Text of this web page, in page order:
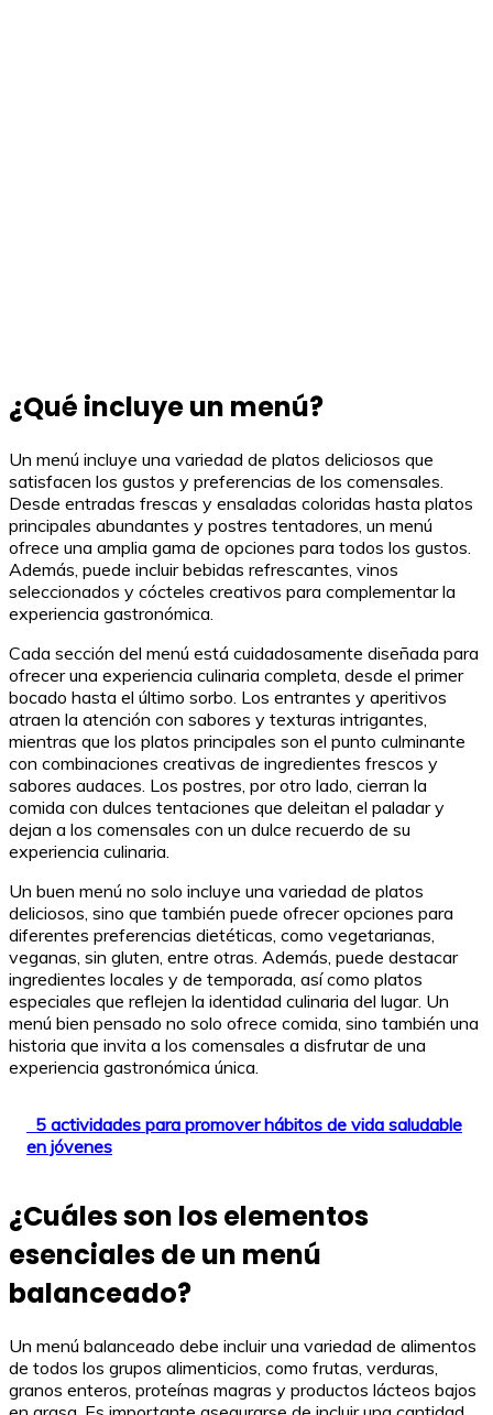
¿Qué incluye un menú?
Un menú incluye una variedad de platos deliciosos que
satisfacen los gustos y preferencias de los comensales.
Desde entradas frescas y ensaladas coloridas hasta platos
principales abundantes y postres tentadores, un menú
ofrece una amplia gama de opciones para todos los gustos.
Además, puede incluir bebidas refrescantes, vinos
seleccionados y cócteles creativos para complementar la
experiencia gastronómica.
Cada sección del menú está cuidadosamente diseñada para
ofrecer una experiencia culinaria completa, desde el primer
bocado hasta el último sorbo. Los entrantes y aperitivos
atraen la atención con sabores y texturas intrigantes,
mientras que los platos principales son el punto culminante
con combinaciones creativas de ingredientes frescos y
sabores audaces. Los postres, por otro lado, cierran la
comida con dulces tentaciones que deleitan el paladar y
dejan a los comensales con un dulce recuerdo de su
experiencia culinaria.
Un buen menú no solo incluye una variedad de platos
deliciosos, sino que también puede ofrecer opciones para
diferentes preferencias dietéticas, como vegetarianas,
veganas, sin gluten, entre otras. Además, puede destacar
ingredientes locales y de temporada, así como platos
especiales que reflejen la identidad culinaria del lugar. Un
menú bien pensado no solo ofrece comida, sino también una
historia que invita a los comensales a disfrutar de una
experiencia gastronómica única.
5 actividades para promover hábitos de vida saludable
en jóvenes
¿Cuáles son los elementos
esenciales de un menú
balanceado?
Un menú balanceado debe incluir una variedad de alimentos
de todos los grupos alimenticios, como frutas, verduras,
granos enteros, proteínas magras y productos lácteos bajos